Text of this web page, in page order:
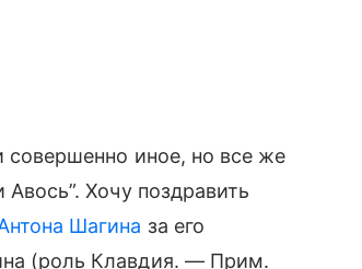
совершенно иное, но все же
Хочу поздравить
Шагина за его
(роль Клавдия. — Прим.